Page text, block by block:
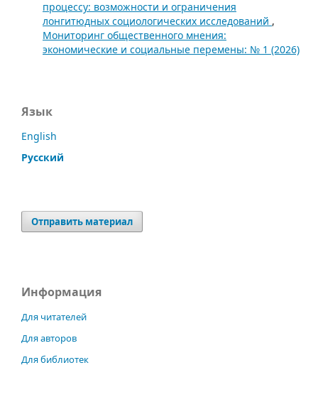
процессу: возможности и ограничения
лонгитюдных социологических исследований ,
Мониторинг общественного мнения:
экономические и социальные перемены: № 1 (2026)
Язык
English
Русский
Отправить материал
Информация
Для читателей
Для авторов
Для библиотек